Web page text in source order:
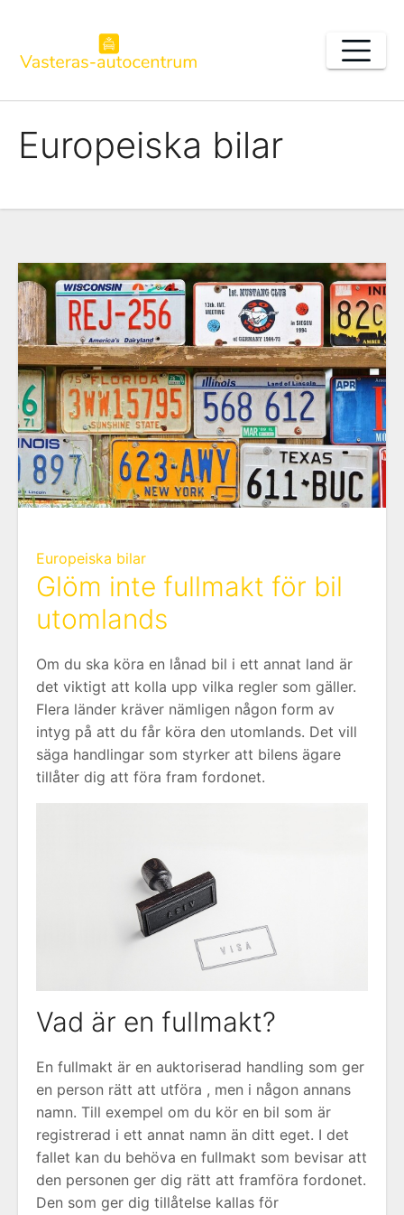
content
Europeiska bilar
Europeiska bilar
Glöm inte fullmakt för bil
utomlands
Om du ska köra en lånad bil i ett annat land är
det viktigt att kolla upp vilka regler som gäller.
Flera länder kräver nämligen någon form av
intyg på att du får köra den utomlands. Det vill
säga handlingar som styrker att bilens ägare
tillåter dig att föra fram fordonet.
Vad är en fullmakt?
En fullmakt är en auktoriserad handling som ger
en person rätt att utföra , men i någon annans
namn. Till exempel om du kör en bil som är
registrerad i ett annat namn än ditt eget. I det
fallet kan du behöva en fullmakt som bevisar att
den personen ger dig rätt att framföra fordonet.
Den som ger dig tillåtelse kallas för